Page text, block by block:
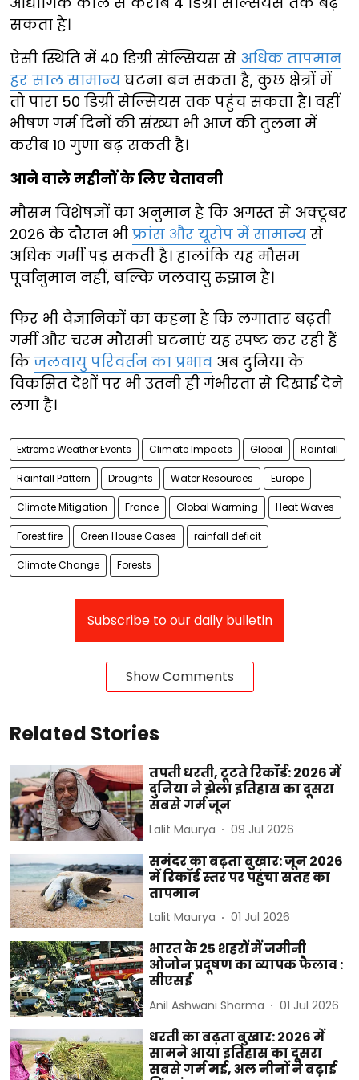
सकता है।
ऐसी स्थिति में 40 डिग्री सेल्सियस से अधिक तापमान
हर साल सामान्य घटना बन सकता है, कुछ क्षेत्रों में
तो पारा 50 डिग्री सेल्सियस तक पहुंच सकता है। वहीं
भीषण गर्म दिनों की संख्या भी आज की तुलना में
करीब 10 गुणा बढ़ सकती है।
आने वाले महीनों के लिए चेतावनी
मौसम विशेषज्ञों का अनुमान है कि अगस्त से अक्टूबर
2026 के दौरान भी फ्रांस और यूरोप में सामान्य से
अधिक गर्मी पड़ सकती है। हालांकि यह मौसम
पूर्वानुमान नहीं, बल्कि जलवायु रुझान है।
फिर भी वैज्ञानिकों का कहना है कि लगातार बढ़ती
गर्मी और चरम मौसमी घटनाएं यह स्पष्ट कर रही हैं
कि जलवायु परिवर्तन का प्रभाव अब दुनिया के
विकसित देशों पर भी उतनी ही गंभीरता से दिखाई देने
लगा है।
Extreme Weather Events Climate Impacts Global Rainfall
Rainfall Pattern Droughts Water Resources Europe
Climate Mitigation France Global Warming Heat Waves
Forest fire Green House Gases rainfall deficit
Climate Change Forests
Subscribe to our daily bulletin
Show Comments
Related Stories
तपती धरती, टूटते रिकॉर्ड: 2026 में
दुनिया ने झेला इतिहास का दूसरा
सबसे गर्म जून
Lalit Maurya 09 Jul 2026
समंदर का बढ़ता बुखार: जून 2026
में रिकॉर्ड स्तर पर पहुंचा सतह का
तापमान
Lalit Maurya 01 Jul 2026
भारत के 25 शहरों में जमीनी
ओजोन प्रदूषण का व्यापक फैलाव :
सीएसई
Anil Ashwani Sharma 01 Jul 2026
धरती का बढ़ता बुखार: 2026 में
सामने आया इतिहास का दूसरा
सबसे गर्म मई, अल नीनों ने बढ़ाई